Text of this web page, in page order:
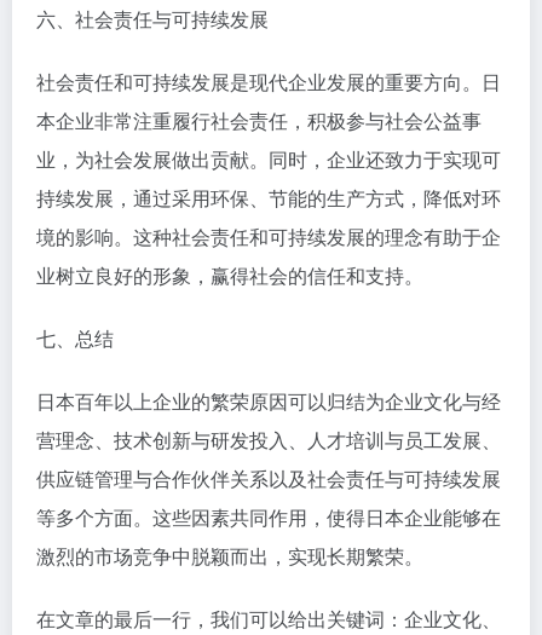
六、社会责任与可持续发展
社会责任和可持续发展是现代企业发展的重要方向。日
本企业非常注重履行社会责任，积极参与社会公益事
业，为社会发展做出贡献。同时，企业还致力于实现可
持续发展，通过采用环保、节能的生产方式，降低对环
境的影响。这种社会责任和可持续发展的理念有助于企
业树立良好的形象，赢得社会的信任和支持。
七、总结
日本百年以上企业的繁荣原因可以归结为企业文化与经
营理念、技术创新与研发投入、人才培训与员工发展、
供应链管理与合作伙伴关系以及社会责任与可持续发展
等多个方面。这些因素共同作用，使得日本企业能够在
激烈的市场竞争中脱颖而出，实现长期繁荣。
在文章的最后一行，我们可以给出关键词：企业文化、